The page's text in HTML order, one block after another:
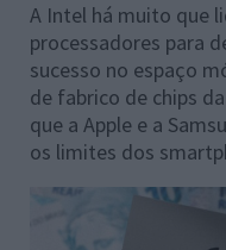
A Intel há muito que
processadores para
sucesso no espaço
de fabrico de chips
que a Apple e a
os limites dos